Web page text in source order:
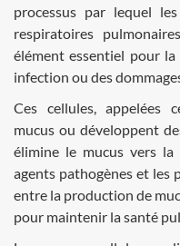
processus par lequel
respiratoires
élément essentiel pour
infection ou des
Ces cellules, appelées
mucus ou développent
élimine le mucus vers
agents pathogènes et les
entre la production de
pour maintenir la santé